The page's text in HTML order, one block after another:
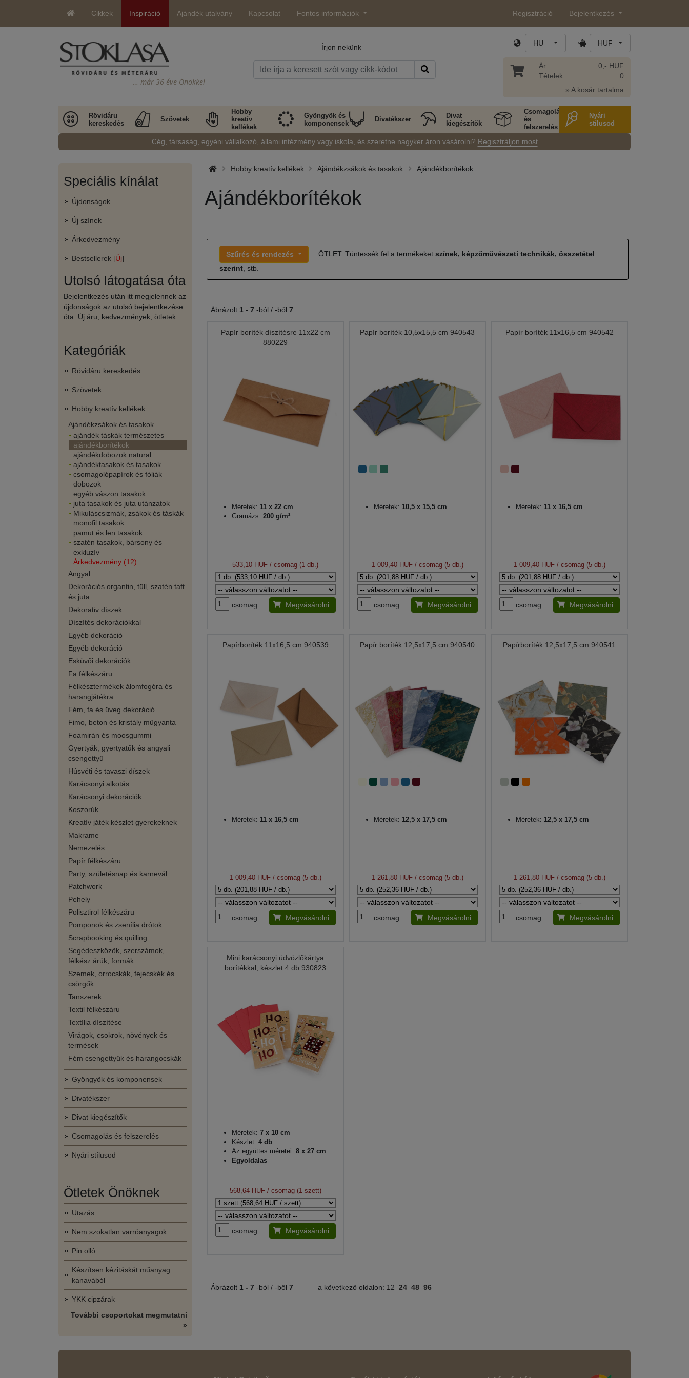
Cikkek Inspiráció Ajándék utalvány Kapcsolat Fontos információk Regisztráció Bejelentkezés
… már 36 éve Önökkel
Írjon nekünk HU HUF
Ár:
Tételek:
0,- HUF
0
» A kosár tartalma
Rövidáru
kereskedés
Szövetek
Hobby
kreatív
kellékek
Gyöngyök és
komponensek
Divatékszer
Divat
kiegészítők
Csomagolás
és
felszerelés
Nyári
stílusod
Cég, társaság, egyéni vállalkozó, állami intézmény vagy iskola, és szeretne nagyker áron vásárolni? Regisztráljon most
Speciális kínálat
Újdonságok
Új színek
Árkedvezmény
Bestsellerek [Új]
Utolsó látogatása óta
Bejelentkezés után itt megjelennek az
újdonságok az utolsó bejelentkezése
óta. Új áru, kedvezmények, ötletek.
Kategóriák
Rövidáru kereskedés
Szövetek
Hobby kreatív kellékek
Ajándékzsákok és tasakok
ajándék táskák természetes
ajándékborítékok
ajándékdobozok natural
ajándéktasakok és tasakok
csomagolópapírok és fóliák
dobozok
egyéb vászon tasakok
juta tasakok és juta utánzatok
Mikuláscsizmák, zsákok és táskák
monofil tasakok
pamut és len tasakok
szatén tasakok, bársony és
exkluzív
Árkedvezmény (12)
Angyal
Dekorációs organtin, tüll, szatén taft
és juta
Dekorativ díszek
Díszítés dekorációkkal
Egyéb dekoráció
Egyéb dekoráció
Esküvői dekorációk
Fa félkészáru
Félkésztermékek álomfogóra és
harangjátékra
Fém, fa és üveg dekoráció
Fimo, beton és kristály műgyanta
Foamirán és moosgummi
Gyertyák, gyertyatűk és angyali
csengettyű
Húsvéti és tavaszi díszek
Karácsonyi alkotás
Karácsonyi dekorációk
Koszorúk
Kreatív játék készlet gyerekeknek
Makrame
Nemezelés
Papír félkészáru
Party, születésnap és karnevál
Patchwork
Pehely
Polisztirol félkészáru
Pomponok és zsenília drótok
Scrapbooking és quilling
Segédeszközök, szerszámok,
félkész árúk, formák
Szemek, orrocskák, fejecskék és
csörgők
Tanszerek
Textil félkészáru
Textília díszítése
Virágok, csokrok, növények és
termések
Fém csengettyűk és harangocskák
Gyöngyök és komponensek
Divatékszer
Divat kiegészítők
Csomagolás és felszerelés
Nyári stílusod
Ötletek Önöknek
Utazás
Nem szokatlan varróanyagok
Pin olló
Készítsen kézitáskát műanyag
kanavából
YKK cipzárak
További csoportokat megmutatni
»
Hobby kreatív kellékek Ajándékzsákok és tasakok Ajándékborítékok
Ajándékborítékok
Szűrés és rendezés ÖTLET: Tüntessék fel a termékeket színek, képzőművészeti technikák, összetétel
szerint , stb.
Ábrázolt 1 - 7 -ból / -ből 7
Papír boríték díszítésre 11x22 cm
880229
Méretek: 11 x 22 cm
Gramázs: 200 g/m²
533,10 HUF / csomag (1 db.)
csomag Megvásárolni
Papír boríték 10,5x15,5 cm 940543
Méretek: 10,5 x 15,5 cm
1 009,40 HUF/ csomag (5 db.)
csomag Megvásárolni
Papír boríték 11x16,5 cm 940542
Méretek: 11 x 16,5 cm
1 009,40 HUF/ csomag (5 db.)
csomag Megvásárolni
Papírboríték 11x16,5 cm 940539
Méretek: 11 x 16,5 cm
1 009,40 HUF/ csomag (5 db.)
csomag Megvásárolni
Papír boríték 12,5x17,5 cm 940540
Méretek: 12,5 x 17,5 cm
1 261,80 HUF/ csomag (5 db.)
csomag Megvásárolni
Papírboríték 12,5x17,5 cm 940541
Méretek: 12,5 x 17,5 cm
1 261,80 HUF/ csomag (5 db.)
csomag Megvásárolni
Mini karácsonyi üdvözlőkártya
borítékkal, készlet 4 db 930823
Méretek: 7 x 10 cm
Készlet: 4 db
Az együttes méretei: 8 x 27 cm
Egyoldalas
568,64 HUF/ csomag (1 szett)
csomag Megvásárolni
Ábrázolt 1 - 7 -ból / -ből 7 a következő oldalon: 12 24 48 96